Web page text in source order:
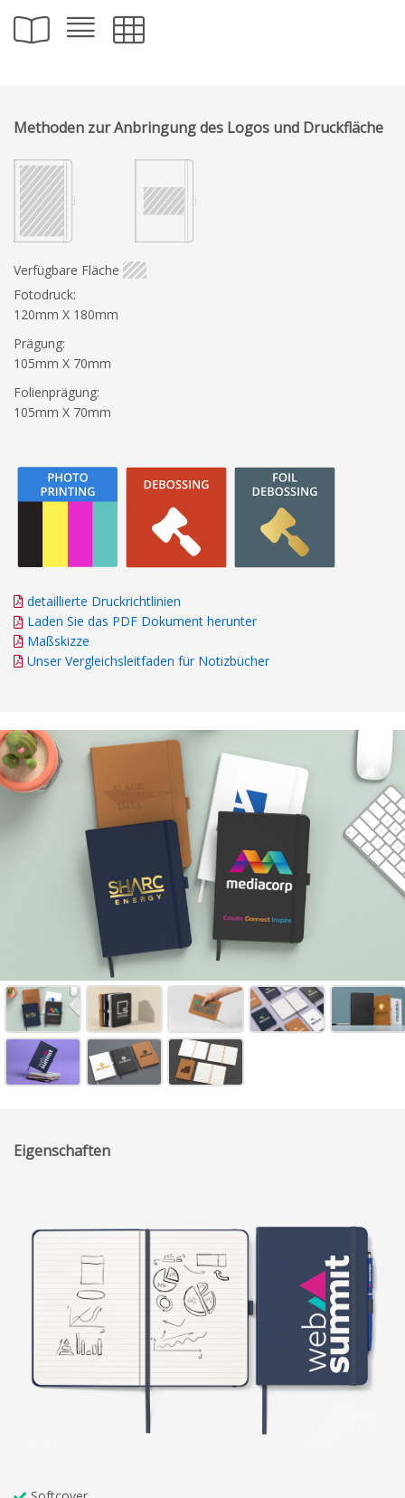
Methoden zur Anbringung des Logos und Druckfläche
Verfügbare Fläche
Fotodruck:
120mm X 180mm
Prägung:
105mm X 70mm
Folienprägung:
105mm X 70mm
detaillierte Druckrichtlinien
Laden Sie das PDF Dokument herunter
Maßskizze
Unser Vergleichsleitfaden für Notizbücher
Eigenschaften